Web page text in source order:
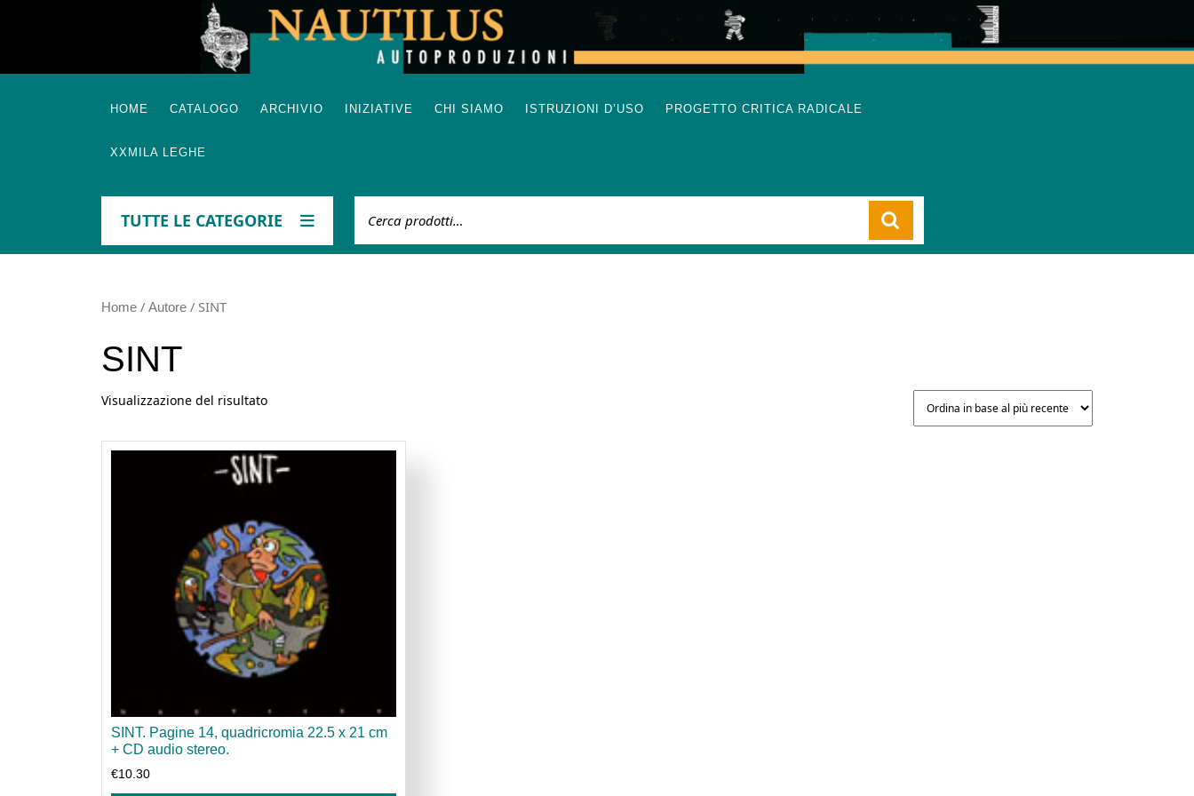
HOME CATALOGO ARCHIVIO INIZIATIVE CHI SIAMO ISTRUZIONI D’USO PROGETTO CRITICA RADICALE
XXMILA LEGHE
TUTTE LE CATEGORIE
Home / Autore / SINT
SINT
Visualizzazione del risultato
SINT. Pagine 14, quadricromia 22.5 x 21 cm
+ CD audio stereo.
€10.30